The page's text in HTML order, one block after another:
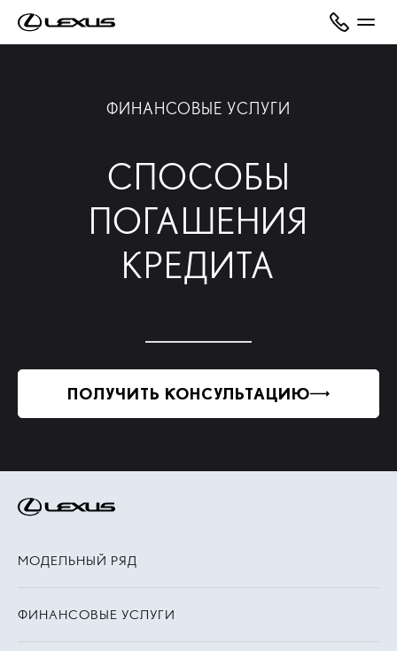
ФИНАНСОВЫЕ УСЛУГИ
СПОСОБЫ
ПОГАШЕНИЯ
КРЕДИТА
ПОЛУЧИТЬ КОНСУЛЬТАЦИЮ
МОДЕЛЬНЫЙ РЯД
ФИНАНСОВЫЕ УСЛУГИ